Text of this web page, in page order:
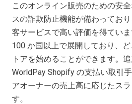
このオンライン販売のための安
スの詐欺防止機能が備わってお
客サービスで高い評価を得てい
100 か国以上で展開しており、
トアを始めることができます。追
WorldPay Shopify の支払い取引
アオーナーの売上高に応じたス
す。